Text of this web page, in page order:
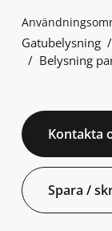
Gatubelysning
Belysning
Kontakta
Spara /